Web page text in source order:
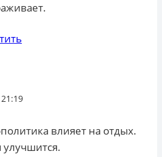
влияет на отдых.
улучшится.